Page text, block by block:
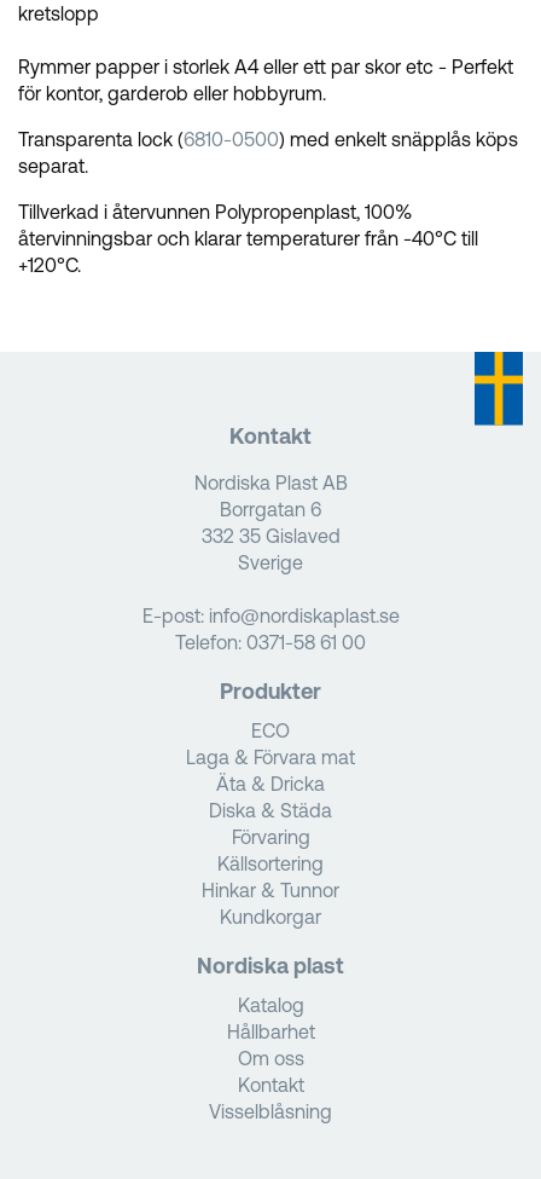
kretslopp
Rymmer papper i storlek A4 eller ett par skor etc - Perfekt
för kontor, garderob eller hobbyrum.
Transparenta lock (6810-0500) med enkelt snäpplås köps
separat.
Tillverkad i återvunnen Polypropenplast, 100%
återvinningsbar och klarar temperaturer från -40°C till
+120°C.
Kontakt
Nordiska Plast AB
Borrgatan 6
332 35 Gislaved
Sverige
E-post: info@nordiskaplast.se
Telefon: 0371-58 61 00
Produkter
ECO
Laga & Förvara mat
Äta & Dricka
Diska & Städa
Förvaring
Källsortering
Hinkar & Tunnor
Kundkorgar
Nordiska plast
Katalog
Hållbarhet
Om oss
Kontakt
Visselblåsning